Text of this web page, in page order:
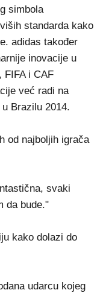
simbola
standarda kako
adidas također
inovacije u
FIFA i CAF
već radi na
Brazilu 2014.
od najboljih igrača
svaki
da bude."
kako dolazi do
udarcu kojeg